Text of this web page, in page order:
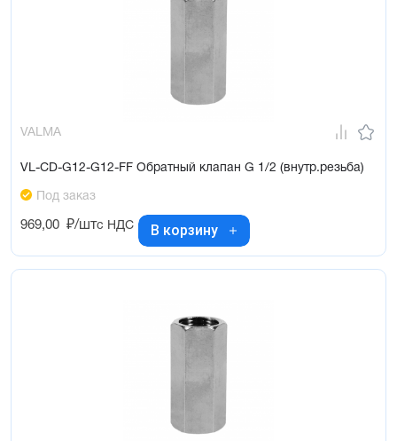
VALMA
VL-CD-G12-G12-FF Обратный клапан G 1/2 (внутр.резьба)
Под заказ
969,00 ₽/штс НДС В корзину